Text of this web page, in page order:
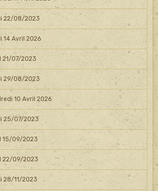
22/08/2023
14 Avril 2026
21/07/2023
29/08/2023
10 Avril 2026
25/07/2023
15/09/2023
22/09/2023
28/11/2023